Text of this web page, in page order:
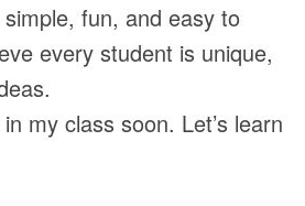
fun, and easy to
every student is unique,
my class soon. Let’s learn